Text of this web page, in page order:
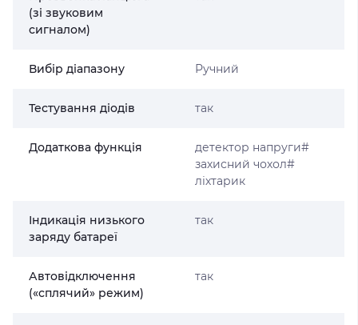
(зі звуковим
сигналом)
Вибір діапазону Ручний
Тестування діодів так
Додаткова функція
детектор напруги#
захисний чохол#
ліхтарик
Індикація низького
заряду батареї
так
Автовідключення
(«сплячий» режим)
так